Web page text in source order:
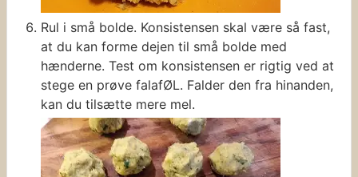
Rul i små bolde. Konsistensen skal være så fast,
at du kan forme dejen til små bolde med
hænderne. Test om konsistensen er rigtig ved at
stege en prøve falafØL. Falder den fra hinanden,
kan du tilsætte mere mel.